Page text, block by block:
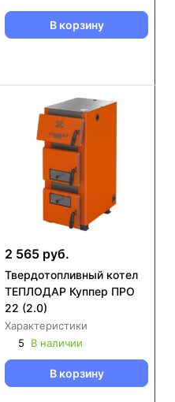
В корзину
2 565 руб.
Твердотопливный котел
ТЕПЛОДАР Куппер ПРО
22 (2.0)
Характеристики
5
В наличии
В корзину